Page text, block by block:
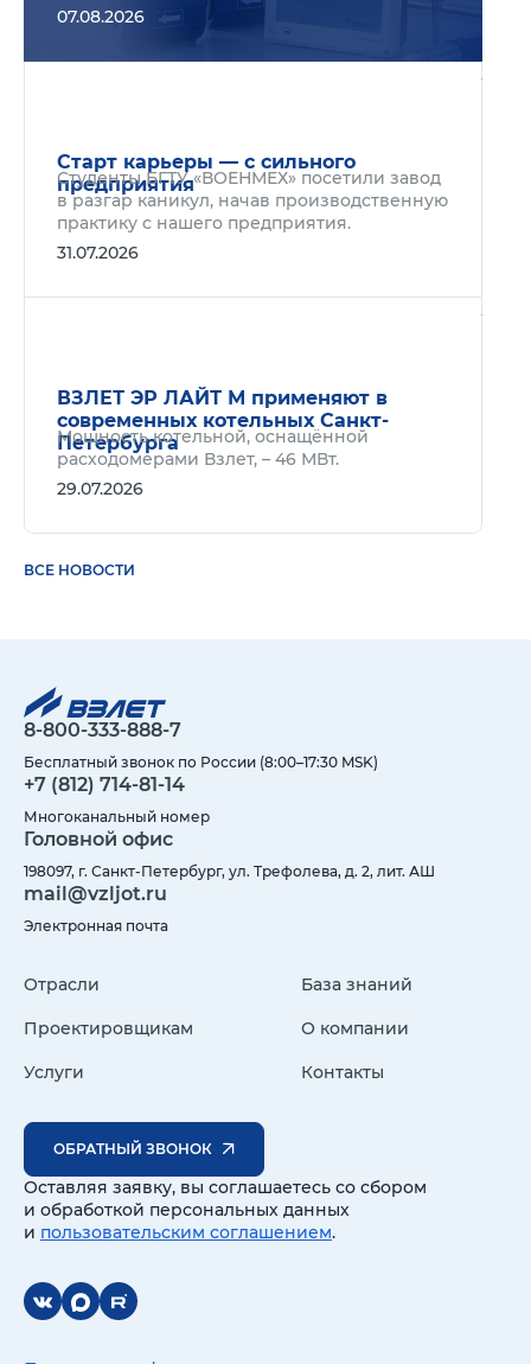
07.08.2026
Старт карьеры — с сильного
предприятия
Студенты БГТУ «ВОЕНМЕХ» посетили завод
в разгар каникул, начав производственную
практику с нашего предприятия.
31.07.2026
ВЗЛЕТ ЭР ЛАЙТ М применяют в
современных котельных Санкт-
Петербурга
Мощность котельной, оснащённой
расходомерами Взлет, – 46 МВт.
29.07.2026
ВСЕ НОВОСТИ
8-800-333-888-7
Бесплатный звонок по России (8:00–17:30 MSK)
+7 (812) 714-81-14
Многоканальный номер
Головной офис
198097, г. Санкт-Петербург, ул. Трефолева, д. 2, лит. АШ
mail@vzljot.ru
Электронная почта
Отрасли
Проектировщикам
Услуги
База знаний
О компании
Контакты
ОБРАТНЫЙ ЗВОНОК
Оставляя заявку, вы соглашаетесь со сбором
и обработкой персональных данных
и пользовательским соглашением.